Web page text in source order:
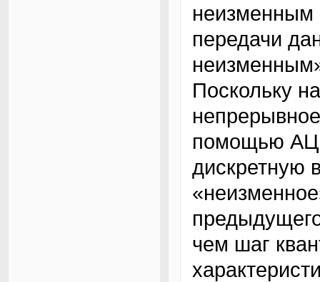
неизменным
передачи
Поскольку
помощью
дискретную
чем шаг